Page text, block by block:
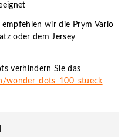
wir die Prym Vario
oder dem Jersey
verhindern Sie das